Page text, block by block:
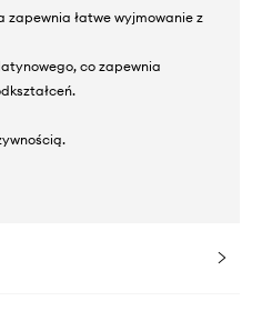
zapewnia łatwe wyjmowanie z
co zapewnia